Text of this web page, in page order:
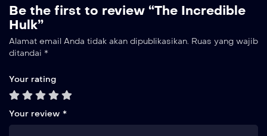
Be the first to review “The Incredible
Hulk”
Alamat email Anda tidak akan dipublikasikan. Ruas yang wajib
ditandai *
Your rating
Your review *